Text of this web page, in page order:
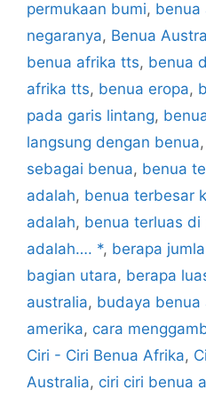
permukaan bumi, benua
negaranya, Benua
benua afrika tts, benua
afrika tts, benua eropa,
pada garis lintang,
langsung dengan benua,
sebagai benua, benua
adalah, benua terbesar
adalah, benua terluas di
adalah…. *, berapa
bagian utara, berapa
australia, budaya benua
amerika, cara
Ciri - Ciri Benua Afrika,
Australia, ciri ciri benua